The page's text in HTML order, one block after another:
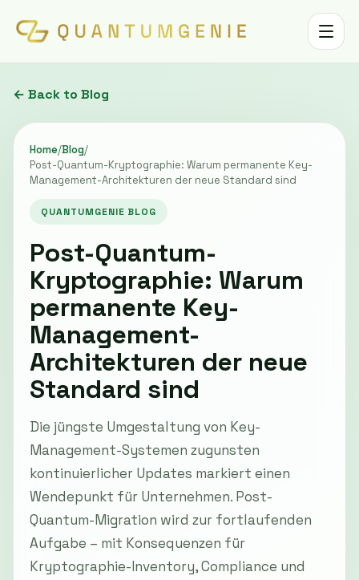
Toggle
← Back to Blog
Home/Blog/
Post-Quantum-Kryptographie: Warum permanente Key-
Management-Architekturen der neue Standard sind
QUANTUMGENIE BLOG
Post-Quantum-
Kryptographie: Warum
permanente Key-
Management-
Architekturen der neue
Standard sind
Die jüngste Umgestaltung von Key-
Management-Systemen zugunsten
kontinuierlicher Updates markiert einen
Wendepunkt für Unternehmen. Post-
Quantum-Migration wird zur fortlaufenden
Aufgabe – mit Konsequenzen für
Kryptographie-Inventory, Compliance und